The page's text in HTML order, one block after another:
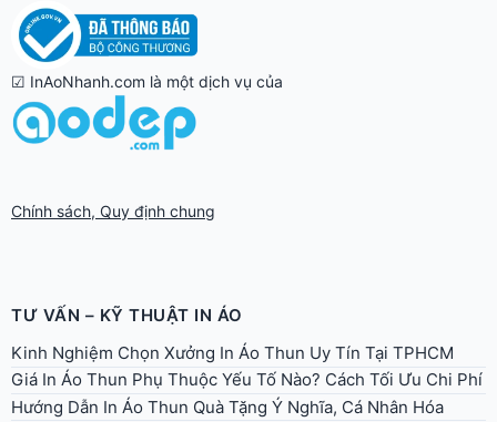
☑ InAoNhanh.com là một dịch vụ của
Chính sách, Quy định chung
TƯ VẤN – KỸ THUẬT IN ÁO
Kinh Nghiệm Chọn Xưởng In Áo Thun Uy Tín Tại TPHCM
Giá In Áo Thun Phụ Thuộc Yếu Tố Nào? Cách Tối Ưu Chi Phí
Hướng Dẫn In Áo Thun Quà Tặng Ý Nghĩa, Cá Nhân Hóa